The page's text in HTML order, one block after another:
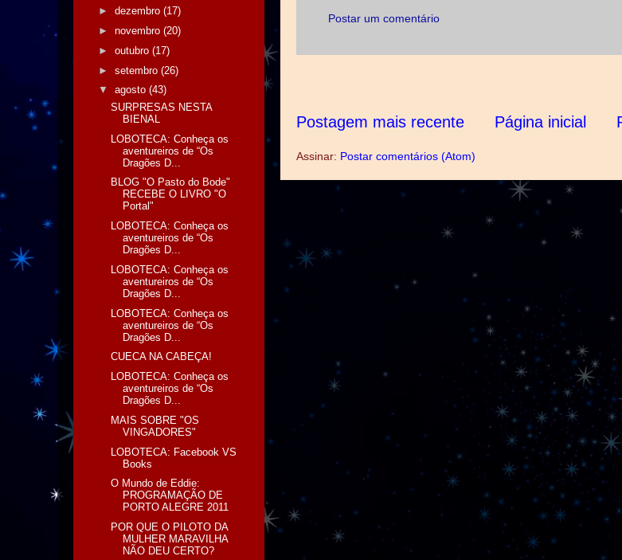
Postar um comentário
Postagem mais recente Página inicial
Assinar: Postar comentários (Atom)
► dezembro (17)
► novembro (20)
► outubro (17)
► setembro (26)
▼ agosto (43)
SURPRESAS NESTA
BIENAL
LOBOTECA: Conheça os
aventureiros de “Os
Dragões D...
BLOG "O Pasto do Bode"
RECEBE O LIVRO "O
Portal"
LOBOTECA: Conheça os
aventureiros de “Os
Dragões D...
LOBOTECA: Conheça os
aventureiros de “Os
Dragões D...
LOBOTECA: Conheça os
aventureiros de “Os
Dragões D...
CUECA NA CABEÇA!
LOBOTECA: Conheça os
aventureiros de “Os
Dragões D...
MAIS SOBRE "OS
VINGADORES"
LOBOTECA: Facebook VS
Books
O Mundo de Eddie:
PROGRAMAÇÃO DE
PORTO ALEGRE 2011
POR QUE O PILOTO DA
MULHER MARAVILHA
NÃO DEU CERTO?